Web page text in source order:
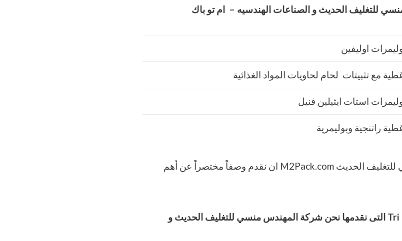
للتغليف الحديث و الصناعات الهندسيه – ام تو باك
اوليفين
مع تثبيتات لحام لحاويات المواد الغذائية
استات ايثيلين فنيل
راتنجية وبوليمرية
يسعدنا نحن شركة المهندس منسي للتغليف الحديث M2Pack.com ان نقدم وصفاً مختصراً عن أهم
Tri التى نقدمها نحن شركة المهندس منسي للتغليف الحديث و